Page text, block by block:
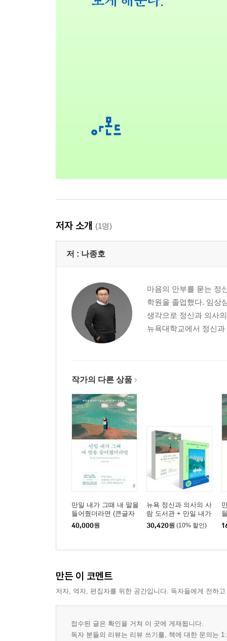
저자 소개 (1명)
저 : 나종호
마음의 안부를 묻는 정
학원을 졸업했다. 임상
생각으로 정신과 의사
뉴욕대학교에서 정신
작가의 다른 상품
만일 내가 그때 내 말을
들어줬더라면 (큰글자
도서)
40,000원
뉴욕 정신과 의사의 사
람 도서관 + 만일 내가
그때 내 말을 들어줬더
라면 세트
30,420원 (10% 할인)
만든 이 코멘트
저자, 역자, 편집자를 위한 공간입니다. 독자들에게 전하
접수된 글은 확인을 거쳐 이 곳에 게재됩니다.
독자 분들의 리뷰는 리뷰 쓰기를, 책에 대한 문의는